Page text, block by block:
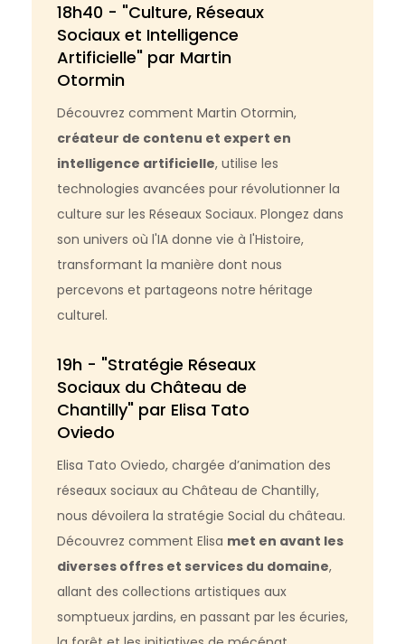
18h40 - "Culture, Réseaux
Sociaux et Intelligence
Artificielle" par Martin
Otormin
Découvrez comment Martin Otormin,
créateur de contenu et expert en
intelligence artificielle, utilise les
technologies avancées pour révolutionner la
culture sur les Réseaux Sociaux. Plongez dans
son univers où l'IA donne vie à l'Histoire,
transformant la manière dont nous
percevons et partageons notre héritage
culturel.
19h - "Stratégie Réseaux
Sociaux du Château de
Chantilly" par Elisa Tato
Oviedo
Elisa Tato Oviedo, chargée d’animation des
réseaux sociaux au Château de Chantilly,
nous dévoilera la stratégie Social du château.
Découvrez comment Elisa met en avant les
diverses offres et services du domaine,
allant des collections artistiques aux
somptueux jardins, en passant par les écuries,